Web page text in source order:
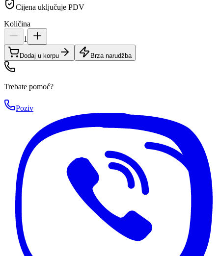
Cijena uključuje PDV
Količina
1
Dodaj u korpu Brza narudžba
Trebate pomoć?
Poziv